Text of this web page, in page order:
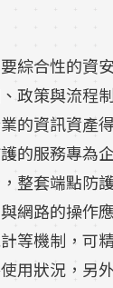
綜合性的資
政策與流程
的資訊資產
的服務專為
整套端點防
網路的操作
等機制，可
用狀況，另